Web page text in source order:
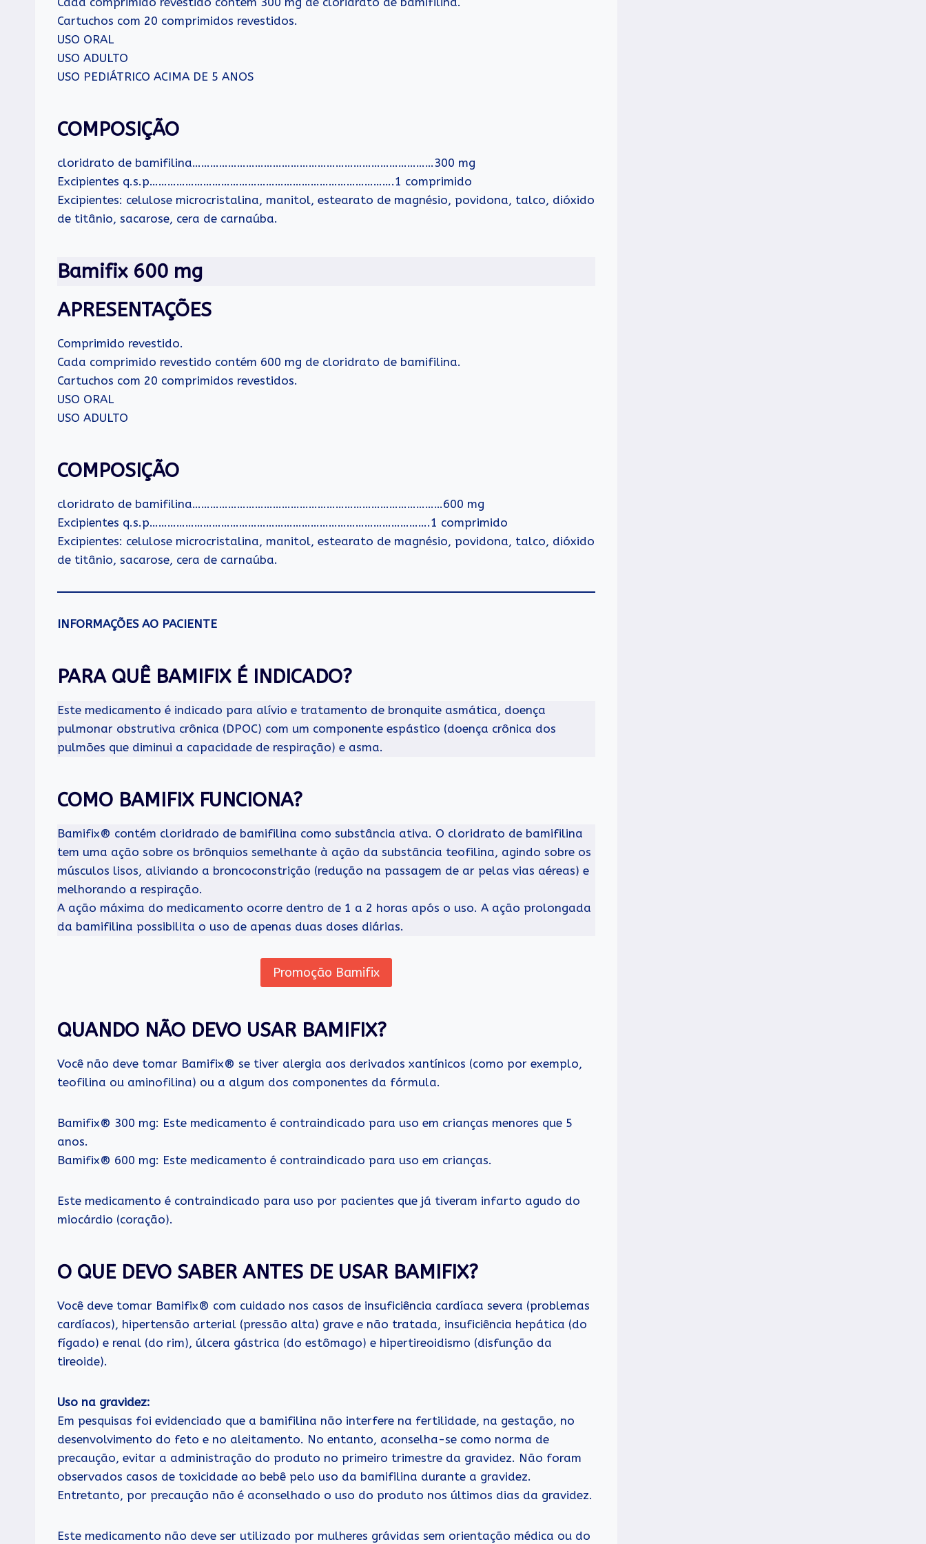
Cartuchos com 20 comprimidos revestidos.
USO ORAL
USO ADULTO
USO PEDIÁTRICO ACIMA DE 5 ANOS
COMPOSIÇÃO
cloridrato de bamifilina………………………………………………………………………300 mg
Excipientes q.s.p……………………………………………………………………….1 comprimido
Excipientes: celulose microcristalina, manitol, estearato de magnésio, povidona, talco, dióxido
de titânio, sacarose, cera de carnaúba.
Bamifix 600 mg
APRESENTAÇÕES
Comprimido revestido.
Cada comprimido revestido contém 600 mg de cloridrato de bamifilina.
Cartuchos com 20 comprimidos revestidos.
USO ORAL
USO ADULTO
COMPOSIÇÃO
cloridrato de bamifilina…………………………………………………………………………600 mg
Excipientes q.s.p………………………………………………………………………………….1 comprimido
Excipientes: celulose microcristalina, manitol, estearato de magnésio, povidona, talco, dióxido
de titânio, sacarose, cera de carnaúba.
INFORMAÇÕES AO PACIENTE
PARA QUÊ BAMIFIX É INDICADO?
Este medicamento é indicado para alívio e tratamento de bronquite asmática, doença
pulmonar obstrutiva crônica (DPOC) com um componente espástico (doença crônica dos
pulmões que diminui a capacidade de respiração) e asma.
COMO BAMIFIX FUNCIONA?
Bamifix® contém cloridrado de bamifilina como substância ativa. O cloridrato de bamifilina
tem uma ação sobre os brônquios semelhante à ação da substância teofilina, agindo sobre os
músculos lisos, aliviando a broncoconstrição (redução na passagem de ar pelas vias aéreas) e
melhorando a respiração.
A ação máxima do medicamento ocorre dentro de 1 a 2 horas após o uso. A ação prolongada
da bamifilina possibilita o uso de apenas duas doses diárias.
Promoção Bamifix
QUANDO NÃO DEVO USAR BAMIFIX?
Você não deve tomar Bamifix® se tiver alergia aos derivados xantínicos (como por exemplo,
teofilina ou aminofilina) ou a algum dos componentes da fórmula.
Bamifix® 300 mg: Este medicamento é contraindicado para uso em crianças menores que 5
anos.
Bamifix® 600 mg: Este medicamento é contraindicado para uso em crianças.
Este medicamento é contraindicado para uso por pacientes que já tiveram infarto agudo do
miocárdio (coração).
O QUE DEVO SABER ANTES DE USAR BAMIFIX?
Você deve tomar Bamifix® com cuidado nos casos de insuficiência cardíaca severa (problemas
cardíacos), hipertensão arterial (pressão alta) grave e não tratada, insuficiência hepática (do
fígado) e renal (do rim), úlcera gástrica (do estômago) e hipertireoidismo (disfunção da
tireoide).
Uso na gravidez:
Em pesquisas foi evidenciado que a bamifilina não interfere na fertilidade, na gestação, no
desenvolvimento do feto e no aleitamento. No entanto, aconselha-se como norma de
precaução, evitar a administração do produto no primeiro trimestre da gravidez. Não foram
observados casos de toxicidade ao bebê pelo uso da bamifilina durante a gravidez.
Entretanto, por precaução não é aconselhado o uso do produto nos últimos dias da gravidez.
Este medicamento não deve ser utilizado por mulheres grávidas sem orientação médica ou do